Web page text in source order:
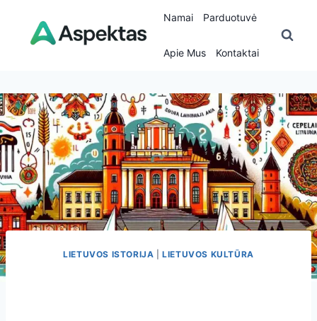
content
Namai Parduotuvė
Apie Mus Kontaktai
LIETUVOS ISTORIJA |LIETUVOS KULTŪRA